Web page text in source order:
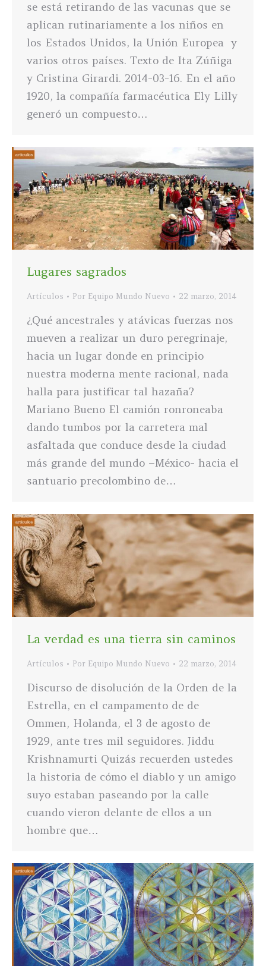
se está retirando de las vacunas que se
aplican rutinariamente a los niños en
los Estados Unidos, la Unión Europea y
varios otros países. Texto de Ita Zúñiga
y Cristina Girardi. 2014-03-16. En el año
1920, la compañía farmacéutica Ely Lilly
generó un compuesto…
Lugares sagrados
Artículos Por Equipo Mundo Nuevo 22 marzo, 2014
¿Qué ancestrales y atávicas fuerzas nos
mueven a realizar un duro peregrinaje,
hacia un lugar donde en principio
nuestra moderna mente racional, nada
halla para justificar tal hazaña?
Mariano Bueno El camión ronroneaba
dando tumbos por la carretera mal
asfaltada que conduce desde la ciudad
más grande del mundo –México- hacia el
santuario precolombino de…
La verdad es una tierra sin caminos
Artículos Por Equipo Mundo Nuevo 22 marzo, 2014
Discurso de disolución de la Orden de la
Estrella, en el campamento de de
Ommen, Holanda, el 3 de agosto de
1929, ante tres mil seguidores. Jiddu
Krishnamurti Quizás recuerden ustedes
la historia de cómo el diablo y un amigo
suyo estaban paseando por la calle
cuando vieron delante de ellos a un
hombre que…